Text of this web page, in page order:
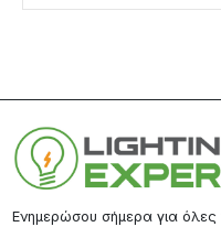
Ενημερώσου σήμερα για όλες